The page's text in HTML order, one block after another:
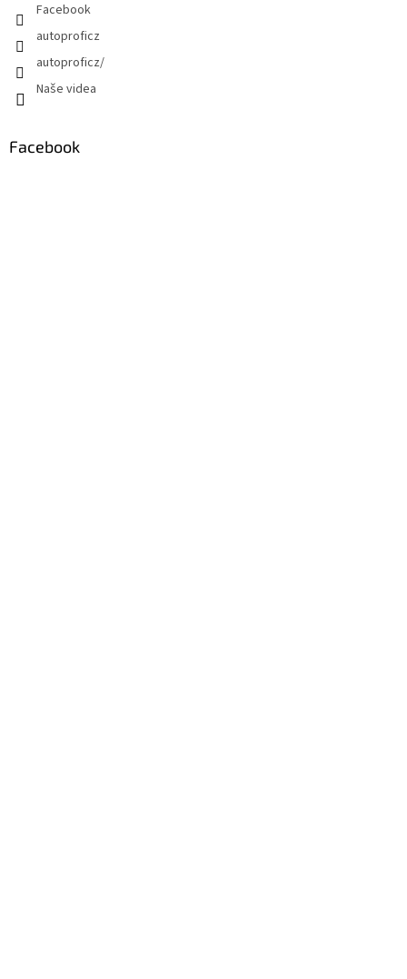
Facebook
autoproficz
autoproficz/
Naše videa
Facebook